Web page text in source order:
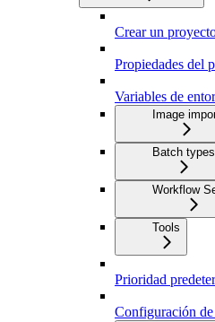
Crear un
Propiedades del
Variables de
Image
Batch types
Workflow
Tools
Prioridad
Configuración